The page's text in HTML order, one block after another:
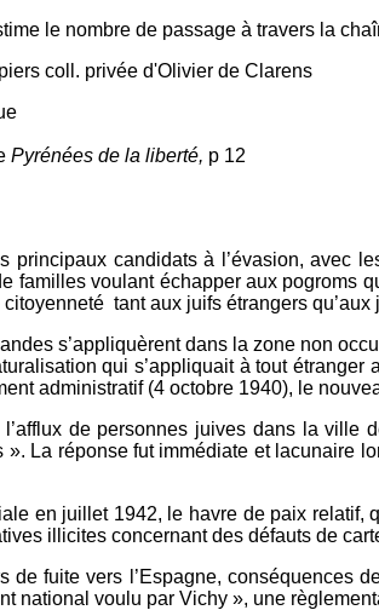
le nombre de passage à travers la
coll. privée d'Olivier de Clarens
Pyrénées de la liberté, p 12
principaux candidats à l’évasion, avec
familles voulant échapper aux pogroms
tant aux juifs étrangers
s’appliquèrent dans la zone non
qui s’appliquait à tout
administratif (4 octobre 1940), le
de personnes juives dans la
». La réponse fut immédiate et lacunaire
en juillet 1942, le havre de paix relatif,
illicites concernant des défauts de
de fuite vers l’Espagne, conséquences
national voulu par Vichy », une